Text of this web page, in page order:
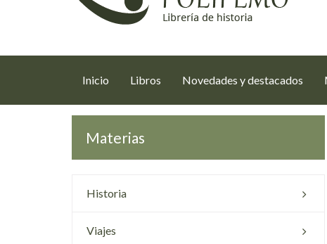
Inicio (current)
Libros Novedades y destacados
Materias
Historia
Viajes